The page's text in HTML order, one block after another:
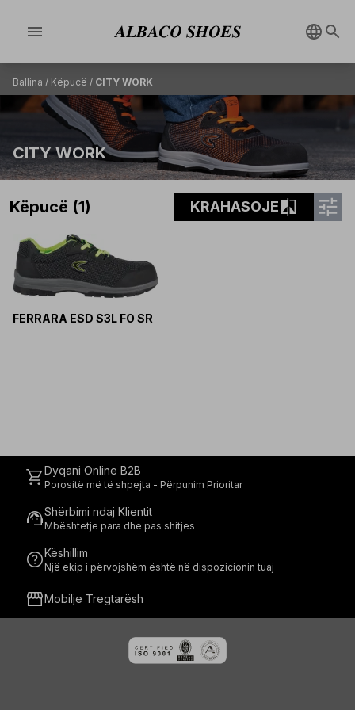
menu
Ballina / Këpucë / CITY WORK
CITY WORK
Këpucë (1) KRAHASOJEcompare tune
FERRARA ESD S3L FO SR
shopping_cartDyqani Online B2B
Porositë më të shpejta - Përpunim Prioritar
support_agentShërbimi ndaj Klientit
Mbështetje para dhe pas shitjes
helpKëshillim
Një ekip i përvojshëm është në dispozicionin tuaj
storefrontMobilje Tregtarësh